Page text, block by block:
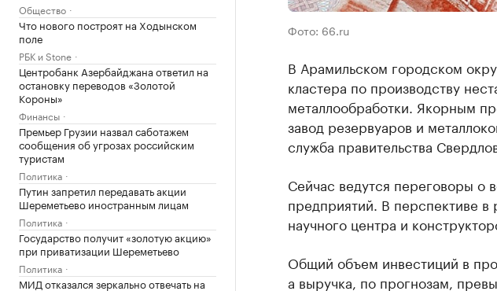
Общество
Что нового построят на Ходынском
поле
РБК и Stone
Центробанк Азербайджана ответил на
остановку переводов «Золотой
Короны»
Финансы
Премьер Грузии назвал саботажем
сообщения об угрозах российским
туристам
Политика
Путин запретил передавать акции
Шереметьево иностранным лицам
Политика
Государство получит «золотую акцию»
при приватизации Шереметьево
Политика
МИД отказался зеркально отвечать на
Фото: 66.ru
В Арамильском городском
кластера по производству
металлообработки. Якорным
завод резервуаров и
служба правительства
Сейчас ведутся переговоры о
предприятий. В перспективе в
научного центра и
Общий объем инвестиций в
а выручка, по прогнозам,